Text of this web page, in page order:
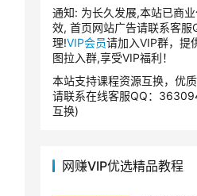
通知: 为长久发展,本站已商
效, 首页网站广告请联系客
理!VIP会员请加入VIP群，提
图拉入群,享受VIP福利！
本站支持课程资源互换，优
请联系在线客服QQ：
互换)
网赚VIP优选精品教程